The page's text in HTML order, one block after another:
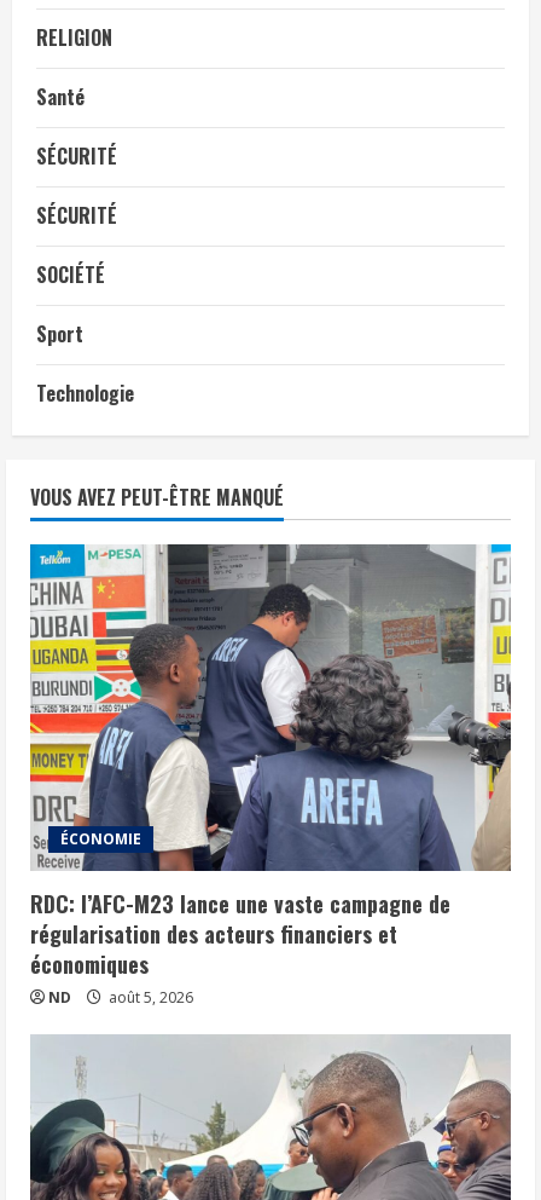
RELIGION
Santé
SÉCURITÉ
SÉCURITÉ
SOCIÉTÉ
Sport
Technologie
VOUS AVEZ PEUT-ÊTRE MANQUÉ
ÉCONOMIE
RDC: l’AFC-M23 lance une vaste campagne de
régularisation des acteurs financiers et
économiques
ND août 5, 2026